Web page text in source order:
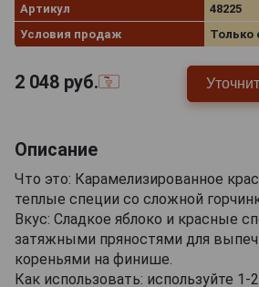
Артикул
48225
Условия продаж
Только
2 048 руб.
Описание
Что это: Карамелизированное
теплые специи со сложной
Вкус: Сладкое яблоко и красные
затяжными пряностями для
кореньями на финише.
Как использовать: используйте 1-